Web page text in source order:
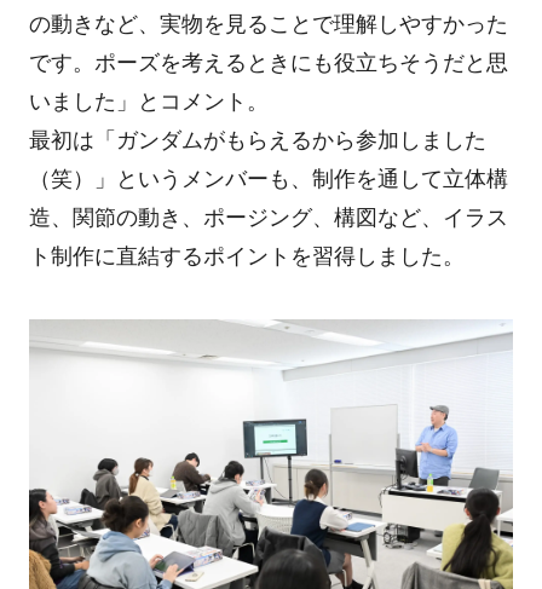
の動きなど、実物を見ることで理解しやすかった
です。ポーズを考えるときにも役立ちそうだと思
いました」とコメント。
最初は「ガンダムがもらえるから参加しました
（笑）」というメンバーも、制作を通して立体構
造、関節の動き、ポージング、構図など、イラス
ト制作に直結するポイントを習得しました。